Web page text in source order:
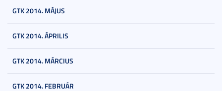
GTK 2014. MÁJUS
GTK 2014. ÁPRILIS
GTK 2014. MÁRCIUS
GTK 2014. FEBRUÁR